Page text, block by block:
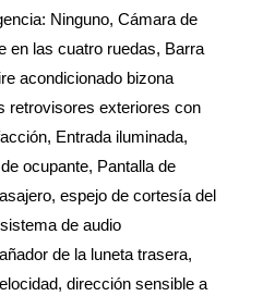
Ninguno, Cámara de
en las cuatro ruedas, Barra
acondicionado bizona
retrovisores exteriores con
Entrada iluminada,
ocupante, Pantalla de
espejo de cortesía del
de audio
de la luneta trasera,
dirección sensible a